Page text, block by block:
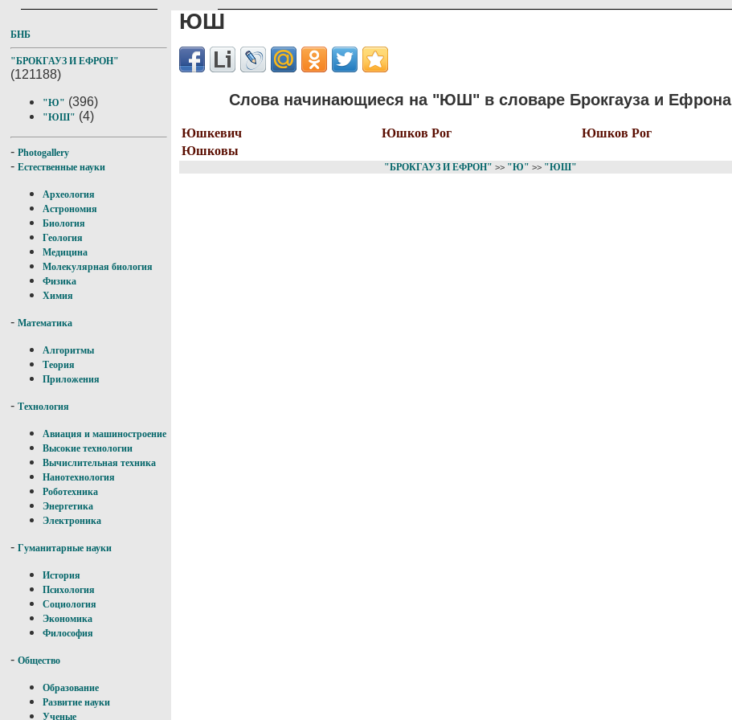
БНБ
"БРОКГАУЗ И ЕФРОН"
(121188)
"Ю" (396)
"ЮШ" (4)
- Photogallery
- Естественные науки
Археология
Астрономия
Биология
Геология
Медицина
Молекулярная биология
Физика
Химия
- Математика
Алгоритмы
Теория
Приложения
- Технология
Авиация и машиностроение
Высокие технологии
Вычислительная техника
Нанотехнология
Роботехника
Энергетика
Электроника
- Гуманитарные науки
История
Психология
Социология
Экономика
Философия
- Общество
Образование
Развитие науки
Ученые
ЮШ
Слова начинающиеся на "ЮШ" в словаре Брокгауза и Ефрона
Юшкевич Юшков Рог
Юшков Рог
Юшковы
"БРОКГАУЗ И ЕФРОН" >> "Ю" >> "ЮШ"